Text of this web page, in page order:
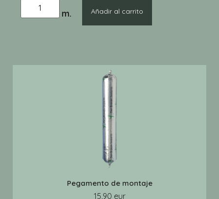
Añadir al carrito
Pegamento de montaje
15,90 eur